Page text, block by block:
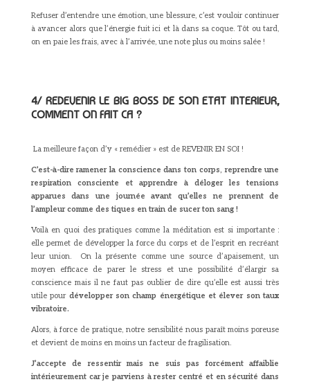
Refuser d’entendre une émotion, une blessure, c’est vouloir continuer
à avancer alors que l’énergie fuit ici et là dans sa coque. Tôt ou tard,
on en paie les frais, avec à l’arrivée, une note plus ou moins salée !
4/ REDEVENIR LE BIG BOSS DE SON ETAT INTERIEUR,
COMMENT ON FAIT CA ?
La meilleure façon d’y « remédier » est de REVENIR EN SOI !
C’est-à-dire ramener la conscience dans ton corps, reprendre une
respiration consciente et apprendre à déloger les tensions
apparues dans une journée avant qu’elles ne prennent de
l’ampleur comme des tiques en train de sucer ton sang !
Voilà en quoi des pratiques comme la méditation est si importante :
elle permet de développer la force du corps et de l’esprit en recréant
leur union. On la présente comme une source d’apaisement, un
moyen efficace de parer le stress et une possibilité d’élargir sa
conscience mais il ne faut pas oublier de dire qu’elle est aussi très
utile pour développer son champ énergétique et élever son taux
vibratoire.
Alors, à force de pratique, notre sensibilité nous paraît moins poreuse
et devient de moins en moins un facteur de fragilisation.
J’accepte de ressentir mais ne suis pas forcément affaiblie
intérieurement car je parviens à rester centré et en sécurité dans